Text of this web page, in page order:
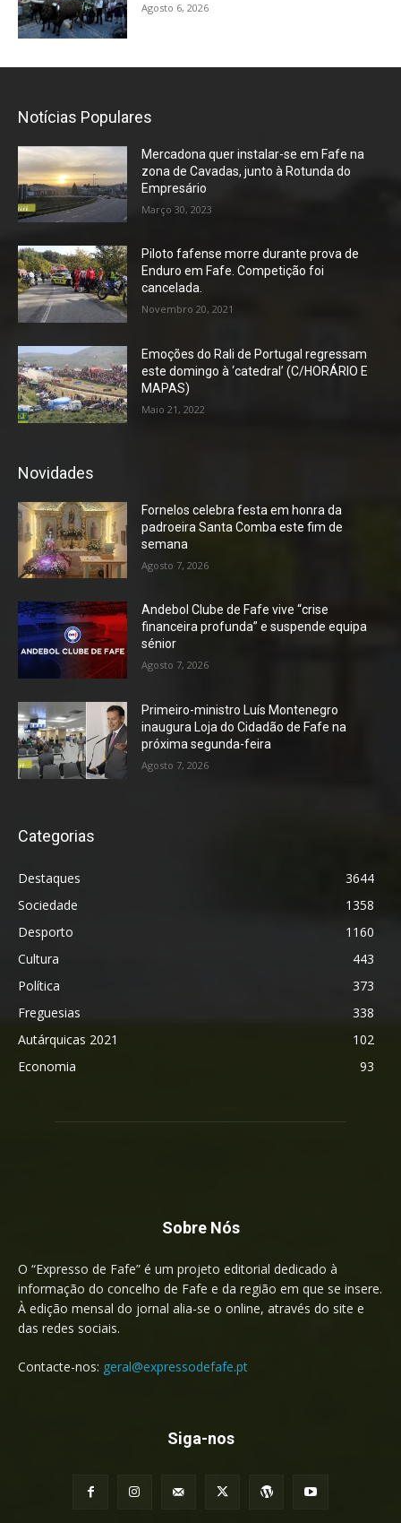
Agosto 6, 2026
Notícias Populares
Mercadona quer instalar-se em Fafe na
zona de Cavadas, junto à Rotunda do
Empresário
Março 30, 2023
Piloto fafense morre durante prova de
Enduro em Fafe. Competição foi
cancelada.
Novembro 20, 2021
Emoções do Rali de Portugal regressam
este domingo à ‘catedral’ (C/HORÁRIO E
MAPAS)
Maio 21, 2022
Novidades
Fornelos celebra festa em honra da
padroeira Santa Comba este fim de
semana
Agosto 7, 2026
Andebol Clube de Fafe vive “crise
financeira profunda” e suspende equipa
sénior
Agosto 7, 2026
Primeiro-ministro Luís Montenegro
inaugura Loja do Cidadão de Fafe na
próxima segunda-feira
Agosto 7, 2026
Categorias
Destaques
3644
Sociedade
1358
Desporto
1160
Cultura
443
Política
373
Freguesias
338
Autárquicas 2021
102
Economia
93
Sobre Nós
O “Expresso de Fafe” é um projeto editorial dedicado à
informação do concelho de Fafe e da região em que se insere.
À edição mensal do jornal alia-se o online, através do site e
das redes sociais.
Contacte-nos: geral@expressodefafe.pt
Siga-nos